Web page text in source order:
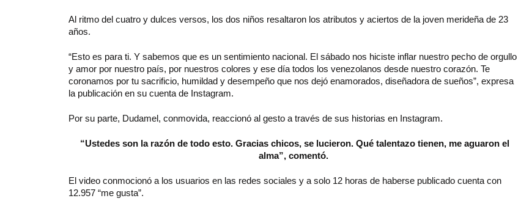
Al ritmo del cuatro y dulces versos, los dos niños resaltaron los atributos y aciertos de la joven merideña de 23
años.
“Esto es para ti. Y sabemos que es un sentimiento nacional. El sábado nos hiciste inflar nuestro pecho de orgullo
y amor por nuestro país, por nuestros colores y ese día todos los venezolanos desde nuestro corazón. Te
coronamos por tu sacrificio, humildad y desempeño que nos dejó enamorados, diseñadora de sueños”, expresa
la publicación en su cuenta de Instagram.
Por su parte, Dudamel, conmovida, reaccionó al gesto a través de sus historias en Instagram.
“Ustedes son la razón de todo esto. Gracias chicos, se lucieron. Qué talentazo tienen, me aguaron el
alma”, comentó.
El video conmocionó a los usuarios en las redes sociales y a solo 12 horas de haberse publicado cuenta con
12.957 “me gusta”.